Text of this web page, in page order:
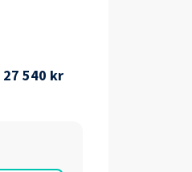
27 540 kr